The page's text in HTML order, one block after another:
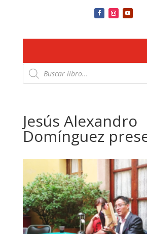
Búsqueda
de
productos
Jesús Alexandro
Domínguez